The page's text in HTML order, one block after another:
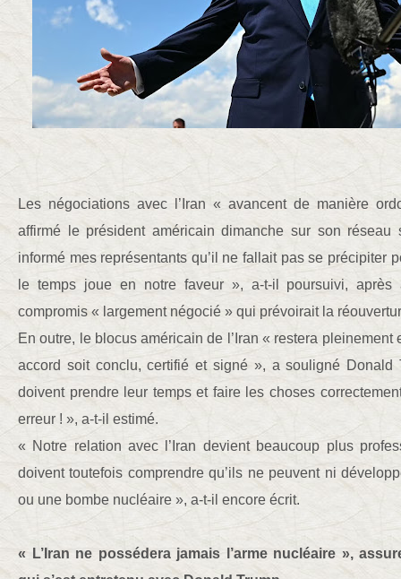
Les négociations avec l’Iran « avancent de manière
affirmé le président américain dimanche sur son réseau
informé mes représentants qu’il ne fallait pas se précipiter
le temps joue en notre faveur », a-t-il poursuivi,
compromis « largement négocié » qui prévoirait la
En outre, le blocus américain de l’Iran « restera pleinement
accord soit conclu, certifié et signé », a souligné Donald
doivent prendre leur temps et faire les choses
erreur ! », a-t-il estimé.
« Notre relation avec l’Iran devient beaucoup plus
doivent toutefois comprendre qu’ils ne peuvent ni
ou une bombe nucléaire », a-t-il encore écrit.
« L’Iran ne possédera jamais l’arme nucléaire »,